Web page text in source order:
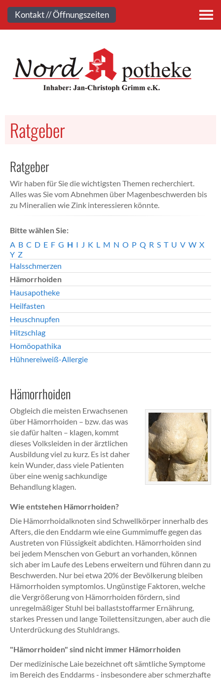
Kontakt
Ratgeber
Ratgeber
Wir haben für Sie die wichtigsten Themen recherchiert.
Alles was Sie vom Abnehmen über Magenbeschwerden bis
zu Mineralien wie Zink interessieren könnte.
Bitte wählen Sie:
A B C D E F G H I J K L M N O P Q R S T U V W X
Y Z
Halsschmerzen
Hämorrhoiden
Hausapotheke
Heilfasten
Heuschnupfen
Hitzschlag
Homöopathika
Hühnereiweiß-Allergie
Hämorrhoiden
Obgleich die meisten Erwachsenen
über Hämorrhoiden – bzw. das was
sie dafür halten – klagen, kommt
dieses Volksleiden in der ärztlichen
Ausbildung viel zu kurz. Es ist daher
kein Wunder, dass viele Patienten
über eine wenig sachkundige
Behandlung klagen.
Wie entstehen Hämorrhoiden?
Die Hämorrhoidalknoten sind Schwellkörper innerhalb des
Afters, die den Enddarm wie eine Gummimuffe gegen das
Austreten von Flüssigkeit abdichten. Hämorrhoiden sind
bei jedem Menschen von Geburt an vorhanden, können
sich aber im Laufe des Lebens erweitern und führen dann zu
Beschwerden. Nur bei etwa 20% der Bevölkerung bleiben
Hämorrhoiden symptomlos. Ungünstige Faktoren, welche
die Vergrößerung von Hämorrhoiden fördern, sind
unregelmäßiger Stuhl bei ballaststoffarmer Ernährung,
starkes Pressen und lange Toilettensitzungen, aber auch die
Unterdrückung des Stuhldrangs.
"Hämorrhoiden" sind nicht immer Hämorrhoiden
Der medizinische Laie bezeichnet oft sämtliche Symptome
im Bereich des Enddarms - insbesondere aber schmerzhafte
Kontakt // Öffnungszeiten